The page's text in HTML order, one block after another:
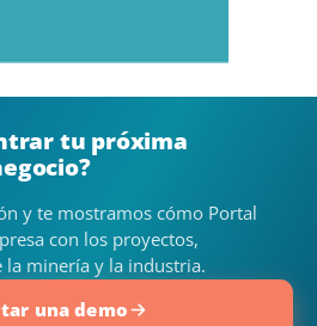
tu próxima
y te mostramos cómo Portal
con los proyectos,
la minería y la industria.
una demo